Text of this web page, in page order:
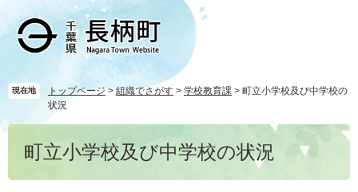
ー
す
ニ
し
文
現在地 トップページ >組織でさがす > 学校教育課 > 町立小学校及び中学校の
状況
町立小学校及び中学校の状況